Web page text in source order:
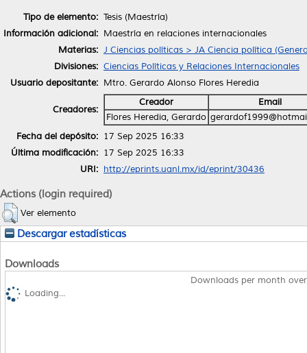
Tipo de elemento: Tesis (Maestría)
Información adicional: Maestría en relaciones internacionales
Materias: J Ciencias políticas > JA Ciencia política
Divisiones: Ciencias Políticas y Relaciones Internacionales
Usuario depositante: Mtro. Gerardo Alonso Flores Heredia
Creadores:
Creador
Email
Flores Heredia, Gerardo
Fecha del depósito: 17 Sep 2025 16:33
Última modificación: 17 Sep 2025 16:33
URI: http://eprints.uanl.mx/id/eprint/30436
Actions (login required)
Ver elemento
Descargar estadísticas
Downloads
Downloads per month
Loading...